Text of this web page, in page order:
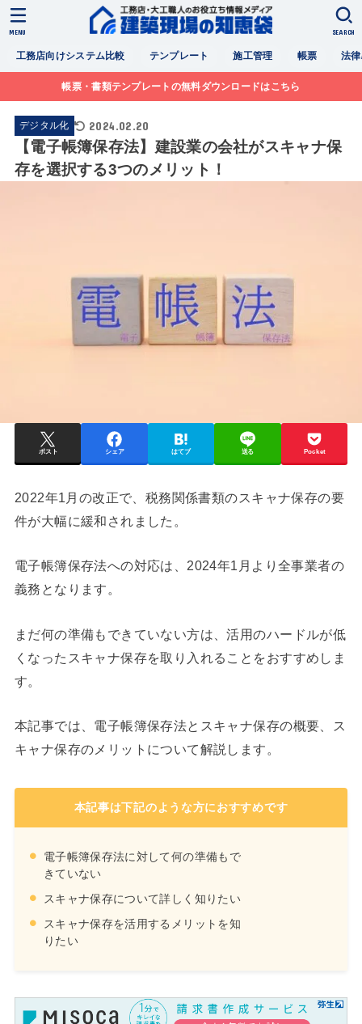
工務店向けシステム比較 テンプレート 施工管理 帳票 法
SEARCH
MENU
帳票・書類テンプレートの無料ダウンロードはこちら
デジタル化 2024.02.20
【電子帳簿保存法】建設業の会社がスキャナ保
存を選択する3つのメリット！
ポスト シェア はてブ 送る Pocket
2022年1月の改正で、税務関係書類のスキャナ保存の要
件が大幅に緩和されました。
電子帳簿保存法への対応は、2024年1月より全事業者の
義務となります。
まだ何の準備もできていない方は、活用のハードルが低
くなったスキャナ保存を取り入れることをおすすめしま
す。
本記事では、電子帳簿保存法とスキャナ保存の概要、ス
キャナ保存のメリットについて解説します。
本記事は下記のような方におすすめです
電子帳簿保存法に対して何の準備もで
きていない
スキャナ保存について詳しく知りたい
スキャナ保存を活用するメリットを知
りたい